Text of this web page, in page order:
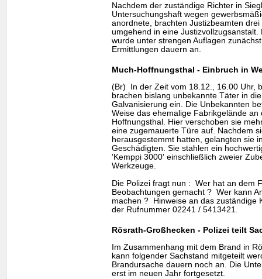
Nachdem der zuständige Richter in
Untersuchungshaft wegen
anordnete, brachten Justizbeamten
umgehend in eine
wurde unter strengen Auflagen
Ermittlungen dauern an.
Much-Hoffnungsthal - Einbruch in
(Br) In der Zeit vom 18.12., 16.00 Uhr,
brachen bislang unbekannte Täter in
Galvanisierung ein. Die Unbekannten
Weise das ehemalige Fabrikgelände
Hoffnungsthal. Hier verschoben sie
eine zugemauerte Türe auf. Nachdem
herausgestemmt hatten, gelangten sie
Geschädigten. Sie stahlen ein
'Kemppi 3000' einschließlich zweier
Werkzeuge.
Die Polizei fragt nun : Wer hat an dem
Beobachtungen gemacht ? Wer kann
machen ? Hinweise an das zuständige
der Rufnummer 02241 / 5413421.
Rösrath-Großhecken - Polizei teilt
Im Zusammenhang mit dem Brand in
kann folgender Sachstand mitgeteilt
Brandursache dauern noch an. Die
erst im neuen Jahr fortgesetzt.